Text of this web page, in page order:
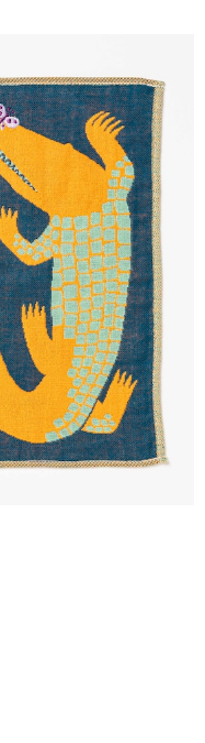
於每月結算日後寄送繳費提
／台灣大直營門市／銀行轉
下簡稱本公司）所提供，讓
並由商店將買賣／分期付款
帳單繳交帳款。
係目的，商店將以您的個人
大進項蒐集、處理及利用，
認、核對及更正。
oppay.tw/userRule
帳。
跳轉至「AFTEE先享後付」
成結帳。
。
的連結，可透過四大超商／
為交易完成。
若您需要取消訂單，請聯絡
為有效，需透過AFTEE先享
帳頁面顯示為準，若有關於
，請聯繫「AFTEE先享後付
support/home
先享後付」服務完成之交
將交易相關給付款項請求債
：
情形，本公司將視審查結果
額度並採取法律行動。
費
不提供京站紙袋，取件時